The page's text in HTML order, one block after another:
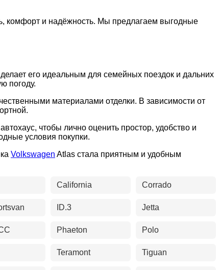
комфорт и надёжность. Мы предлагаем выгодные
его идеальным для семейных поездок и дальних
погоду.
материалами отделки. В зависимости от
чтобы лично оценить простор, удобство и
условия покупки.
Volkswagen Atlas стала приятным и удобным
California Corrado
ID.3 Jetta
Phaeton Polo
Teramont Tiguan